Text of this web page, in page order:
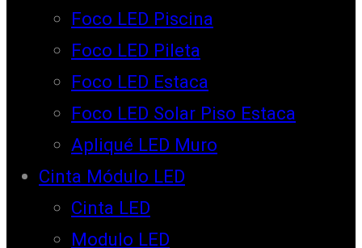
Foco LED Piscina
Foco LED Pileta
Foco LED Estaca
Foco LED Solar Piso Estaca
Apliqué LED Muro
Cinta Módulo LED
Cinta LED
Modulo LED